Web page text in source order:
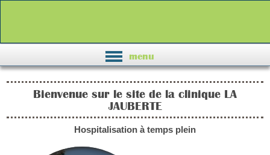
menu
Bienvenue sur le site de la clinique LA
JAUBERTE
Hospitalisation à temps plein